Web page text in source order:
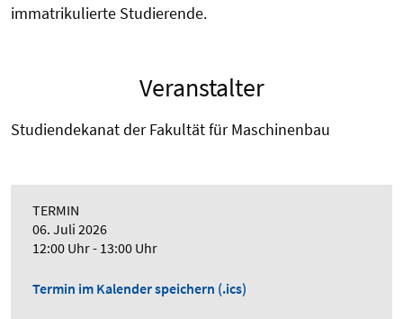
immatrikulierte Studierende.
Veranstalter
Studiendekanat der Fakultät für Maschinenbau
TERMIN
06. Juli 2026
12:00 Uhr - 13:00 Uhr
Termin im Kalender speichern (.ics)